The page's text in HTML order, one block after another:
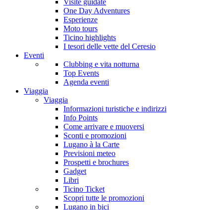
Visite guidate
One Day Adventures
Esperienze
Moto tours
Ticino highlights
I tesori delle vette del Ceresio
Eventi
Clubbing e vita notturna
Top Events
Agenda eventi
Viaggia
Viaggia
Informazioni turistiche e indirizzi
Info Points
Come arrivare e muoversi
Sconti e promozioni
Lugano à la Carte
Previsioni meteo
Prospetti e brochures
Gadget
Libri
Ticino Ticket
Scopri tutte le promozioni
Lugano in bici